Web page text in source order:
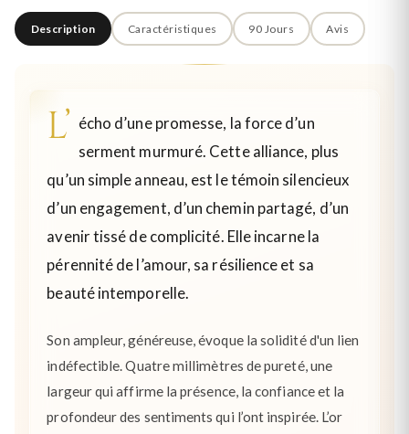
Description Caractéristiques 90 Jours Avis
L’ écho d’une promesse, la force d’un
serment murmuré. Cette alliance, plus
qu’un simple anneau, est le témoin silencieux
d’un engagement, d’un chemin partagé, d’un
avenir tissé de complicité. Elle incarne la
pérennité de l’amour, sa résilience et sa
beauté intemporelle.
Son ampleur, généreuse, évoque la solidité d'un lien
indéfectible. Quatre millimètres de pureté, une
largeur qui affirme la présence, la confiance et la
profondeur des sentiments qui l’ont inspirée. L’or